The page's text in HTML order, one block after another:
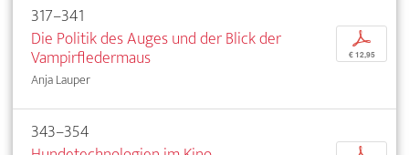
317–341
Die Politik des Auges und der Blick der
Vampirfledermaus
Anja Lauper
p
€ 12,95
343–354